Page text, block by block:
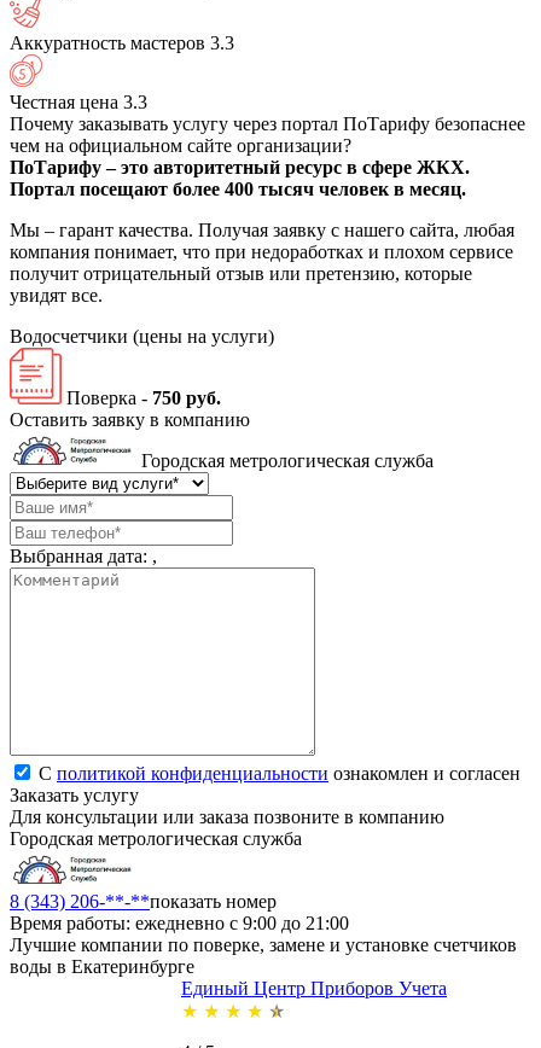
Аккуратность мастеров 3.3
Честная цена 3.3
Почему заказывать услугу через портал ПоТарифу безопаснее
чем на официальном сайте организации?
ПоТарифу – это авторитетный ресурс в сфере ЖКХ.
Портал посещают более 400 тысяч человек в месяц.
Мы – гарант качества. Получая заявку с нашего сайта, любая
компания понимает, что при недоработках и плохом сервисе
получит отрицательный отзыв или претензию, которые
увидят все.
Водосчетчики (цены на услуги)
Поверка - 750 руб.
Оставить заявку в компанию
Городская метрологическая служба
Выбранная дата: ,
С политикой конфиденциальности ознакомлен и согласен
Заказать услугу
Для консультации или заказа позвоните в компанию
Городская метрологическая служба
8 (343) 206-**-**показать номер
Время работы: ежедневно с 9:00 до 21:00
Лучшие компании по поверке, замене и установке счетчиков
воды в Екатеринбурге
Единый Центр Приборов Учета
★ ★ ★ ★ ★